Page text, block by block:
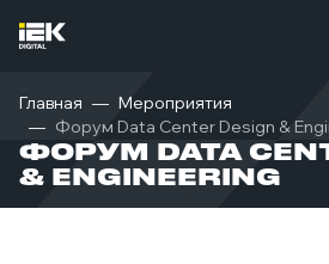
Главная
Мероприятия
Форум Data Center Design &
ФОРУМ DATA
& ENGINEERING